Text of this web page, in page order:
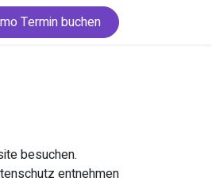
Termin buchen
besuchen.
entnehmen